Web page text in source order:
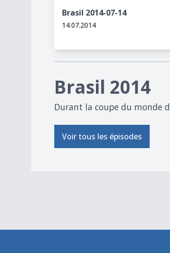
Brasil 2014-07-14
14.07.2014
Brasil 2014
Durant la coupe du monde
Voir tous les épisodes